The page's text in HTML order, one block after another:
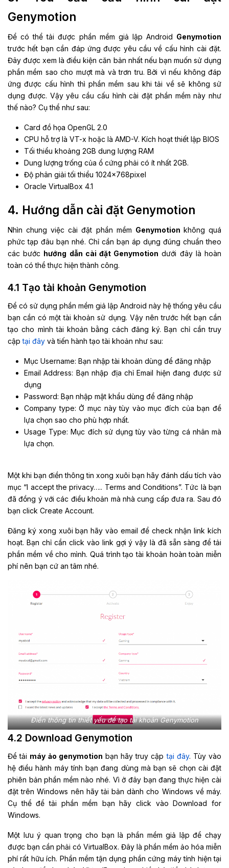
Genymotion
Để có thể tải được phần mềm giả lập Android Genymotion
trước hết bạn cần đáp ứng được yêu cầu về cấu hình cài đặt.
Đây được xem là điều kiện căn bản nhất nếu bạn muốn sử dụng
phần mềm sao cho mượt mà và trơn tru. Bởi vì nếu không đáp
ứng được cấu hình thì phần mềm sau khi tải về sẽ không sử
dụng được. Vậy yêu cầu cấu hình cài đặt phần mềm này như
thế nào? Cụ thể như sau:
Card đồ họa OpenGL 2.0
CPU hỗ trợ là VT-x hoặc là AMD-V. Kích hoạt thiết lập BIOS
Tối thiểu khoảng 2GB dung lượng RAM
Dung lượng trống của ổ cứng phải có ít nhất 2GB.
Độ phân giải tối thiểu 1024x768pixel
Oracle VirtualBox 4.1
4. Hướng dẫn cài đặt Genymotion
Nhìn chung việc cài đặt phần mềm Genymotion không quá
phức tạp đâu bạn nhé. Chỉ cần bạn áp dụng đúng chuẩn theo
các bước hướng dẫn cài đặt Genymotion dưới đây là hoàn
toàn có thể thực hiện thành công.
4.1 Tạo tài khoản Genymotion
Để có sử dụng phần mềm giả lập Android này hệ thống yêu cầu
bạn cần có một tài khoản sử dụng. Vậy nên trước hết bạn cần
tạo cho mình tài khoản bằng cách đăng ký. Bạn chỉ cần truy
cập tại đây và tiến hành tạo tài khoản như sau:
Mục Username: Bạn nhập tài khoản dùng để đăng nhập
Email Address: Bạn nhập địa chỉ Email hiện đang được sử
dụng
Password: Bạn nhập mật khẩu dùng để đăng nhập
Company type: Ở mục này tùy vào mục đích của bạn để
lựa chọn sao cho phù hợp nhất.
Usage Type: Mục đích sử dụng tùy vào từng cá nhân mà
lựa chọn.
Một khi bạn điền thông tin xong xuôi bạn hãy đánh dấu tích vào
mục “I accept the privacy….. Terms and Conditions”. Tức là bạn
đã đồng ý với các điều khoản mà nhà cung cấp đưa ra. Sau đó
bạn click Create Account.
Đăng ký xong xuôi bạn hãy vào email để check nhận link kích
hoạt. Bạn chỉ cần click vào link gợi ý vậy là đã sẵn sàng để tải
phần mềm về cho mình. Quá trình tạo tài khoản hoàn toàn miễn
phí nên bạn cứ an tâm nhé.
Điền thông tin thiết yếu để tạo tài khoản Genymotion
4.2 Download Genymotion
Để tải máy ảo genymotion bạn hãy truy cập tại đây. Tùy vào
hệ điều hành máy tính bạn đang dùng mà bạn sẽ chọn cài đặt
phiên bản phần mềm nào nhé. Vì ở đây bạn đang thực hiện cài
đặt trên Windows nên hãy tải bản dành cho Windows về máy.
Cụ thể để tải phần mềm bạn hãy click vào Download for
Windows.
Một lưu ý quan trọng cho bạn là phần mềm giả lập để chạy
được bạn cần phải có VirtualBox. Đây là phần mềm ảo hóa miễn
phí rất hữu ích. Phần mềm tận dụng phần cứng máy tính hiện tại